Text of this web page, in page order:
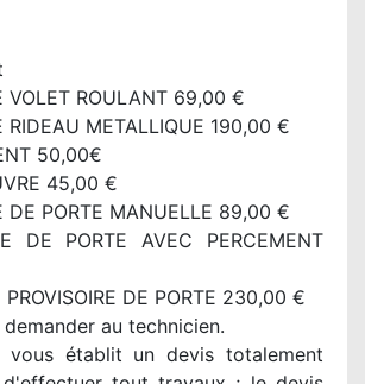
VOLET ROULANT 69,00 €
RIDEAU METALLIQUE 190,00 €
50,00€
45,00 €
DE PORTE MANUELLE 89,00 €
DE PORTE AVEC PERCEMENT
PROVISOIRE DE PORTE 230,00 €
au technicien.
vous établit un devis totalement